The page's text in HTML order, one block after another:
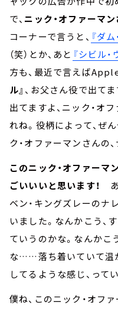
で、 ニック・オファーマン
コーナーで言うと、 『ダム
（笑）とか、あと 『シビル・
方も、最近で言えば
ル』 、お父さん役で出て
出てますよ、ニック・オ
れね。役柄によって、ぜ
ク・オファーマンさんの
このニック・オファーマ
ごいいいと思います！
ベン・キングズレーのナ
いました。なんかこう、
ていうのかな。なんかこ
な……落ち着いていて温
してるような感じ、って
僕ね、このニック・オフ